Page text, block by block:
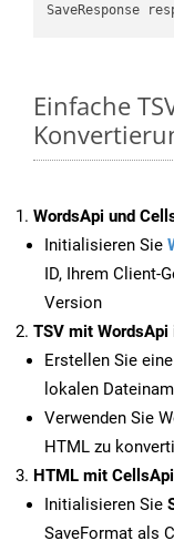
SaveResponse
Einfache
WordsApi und
Initialisieren Sie
ID, Ihrem Client-
Version
TSV mit
Erstellen Sie eine
lokalen
Verwenden Sie
HTML zu
HTML mit
Initialisieren Sie
SaveFormat als